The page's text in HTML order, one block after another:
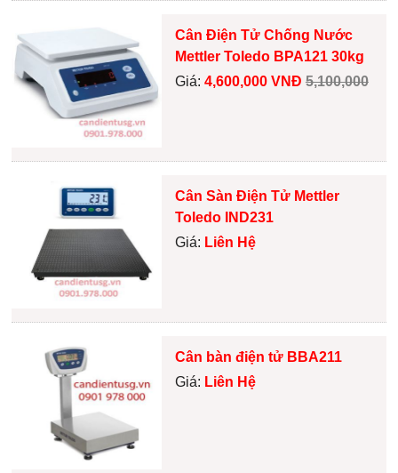
Cân Điện Tử Chống Nước
Mettler Toledo BPA121 30kg
Giá: 4,600,000 VNĐ 5,100,000
Cân Sàn Điện Tử Mettler
Toledo IND231
Giá: Liên Hệ
Cân bàn điện tử BBA211
Giá: Liên Hệ